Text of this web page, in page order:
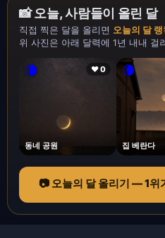
📸 오늘, 사람들이 올린 달
직접 찍은 달을 올리면 오늘의 달 랭
위 사진은 아래 달력에 1년 내내 걸
🌘 ❤ 0
동네 공원
🌘
집 베란다
📷 오늘의 달 올리기 — 1위